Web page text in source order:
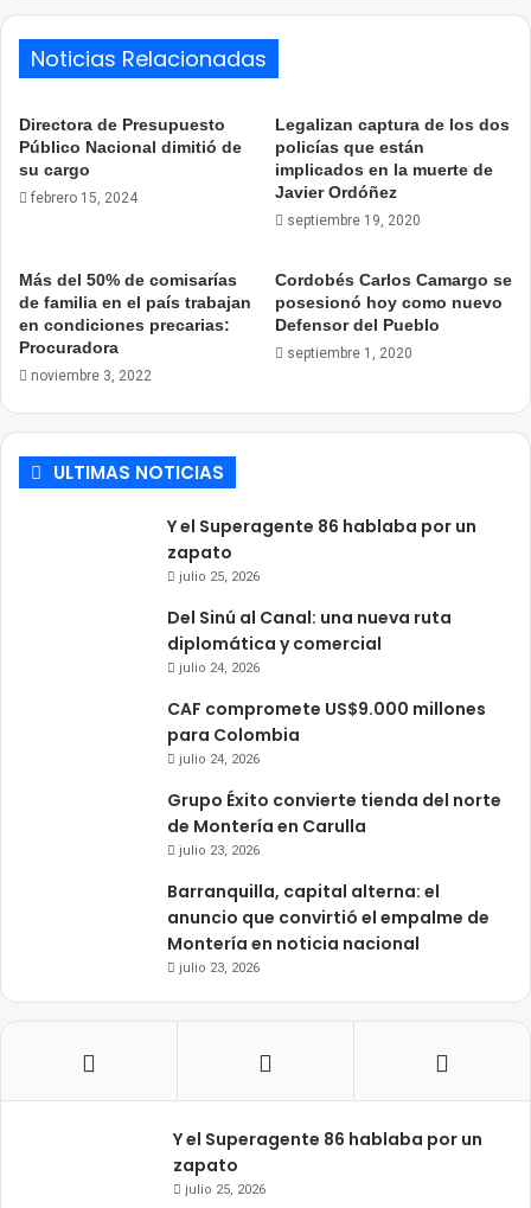
Noticias Relacionadas
Directora de Presupuesto
Público Nacional dimitió de
su cargo
febrero 15, 2024
Legalizan captura de los dos
policías que están
implicados en la muerte de
Javier Ordóñez
septiembre 19, 2020
Más del 50% de comisarías
de familia en el país trabajan
en condiciones precarias:
Procuradora
noviembre 3, 2022
Cordobés Carlos Camargo se
posesionó hoy como nuevo
Defensor del Pueblo
septiembre 1, 2020
ULTIMAS NOTICIAS
Y el Superagente 86 hablaba por un
zapato
julio 25, 2026
Del Sinú al Canal: una nueva ruta
diplomática y comercial
julio 24, 2026
CAF compromete US$9.000 millones
para Colombia
julio 24, 2026
Grupo Éxito convierte tienda del norte
de Montería en Carulla
julio 23, 2026
Barranquilla, capital alterna: el
anuncio que convirtió el empalme de
Montería en noticia nacional
julio 23, 2026
Y el Superagente 86 hablaba por un
zapato
julio 25, 2026